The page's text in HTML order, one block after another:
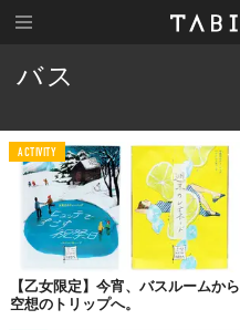
バス
ACTIVITY
【乙女限定】今宵、バスルームから
空想のトリップへ。